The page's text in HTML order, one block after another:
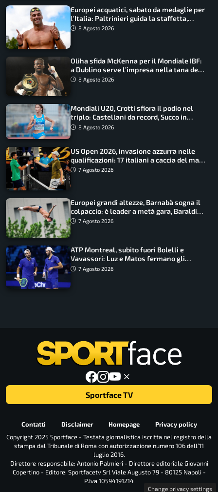
Europei acquatici, sabato da medaglie per
l’Italia: Paltrinieri guida la staffetta,
Barnabà sogna l’oro dalle grandi altezze
8 Agosto 2026
Oliha sfida McKenna per il Mondiale IBF:
a Dublino serve l’impresa nella tana del
lupo8 Agosto 2026
Mondiali U20, Crotti sfiora il podio nel
triplo: Castellani da record, Succo in
finale
8 Agosto 2026
US Open 2026, invasione azzurra nelle
qualificazioni: 17 italiani a caccia del main
draw7 Agosto 2026
Europei grandi altezze, Barnabà sogna il
colpaccio: è leader a metà gara, Baraldi
ancora in corsa
7 Agosto 2026
ATP Montreal, subito fuori Bolelli e
Vavassori: Luz e Matos fermano gli
azzurri
7 Agosto 2026
Sportface TV
Contatti Disclaimer Homepage
Privacy policy
Copyright 2025 Sportface - Testata giornalistica iscritta nel registro della
stampa dal Tribunale di Roma con autorizzazione numero 106 dell’11
luglio 2016.
Direttore responsabile: Antonio Palmieri - Direttore editoriale Giovanni
Copertino - Editore: Sportfacetv Srl Viale Augusto 79 - 80125 Napoli -
P.Iva 10594191214
Change privacy settings